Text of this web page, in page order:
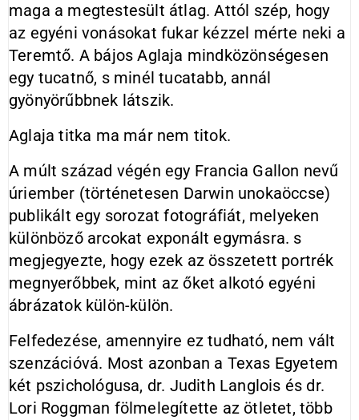
maga a megtestesült átlag. Attól szép, hogy
az egyéni vonásokat fukar kézzel mérte neki a
Teremtő. A bájos Aglaja mindközönségesen
egy tucatnő, s minél tucatabb, annál
gyönyörűbbnek látszik.
Aglaja titka ma már nem titok.
A múlt század végén egy Francia Gallon nevű
úriember (történetesen Darwin unokaöccse)
publikált egy sorozat fotográfiát, melyeken
különböző arcokat exponált egymásra. s
megjegyezte, hogy ezek az összetett portrék
megnyerőbbek, mint az őket alkotó egyéni
ábrázatok külön-külön.
Felfedezése, amennyire ez tudható, nem vált
szenzációvá. Most azonban a Texas Egyetem
két pszichológusa, dr. Judith Langlois és dr.
Lori Roggman fölmelegítette az ötletet, több